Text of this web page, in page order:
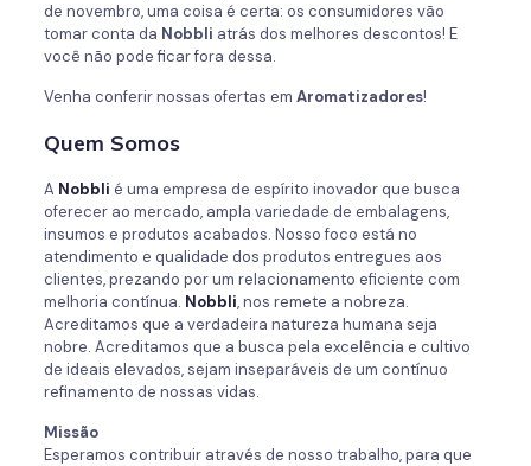
de novembro, uma coisa é certa: os consumidores vão
tomar conta da Nobbli atrás dos melhores descontos! E
você não pode ficar fora dessa.
Venha conferir nossas ofertas em Aromatizadores!
Quem Somos
A Nobbli é uma empresa de espírito inovador que busca
oferecer ao mercado, ampla variedade de embalagens,
insumos e produtos acabados. Nosso foco está no
atendimento e qualidade dos produtos entregues aos
clientes, prezando por um relacionamento eficiente com
melhoria contínua. Nobbli, nos remete a nobreza.
Acreditamos que a verdadeira natureza humana seja
nobre. Acreditamos que a busca pela excelência e cultivo
de ideais elevados, sejam inseparáveis de um contínuo
refinamento de nossas vidas.
Missão
Esperamos contribuir através de nosso trabalho, para que